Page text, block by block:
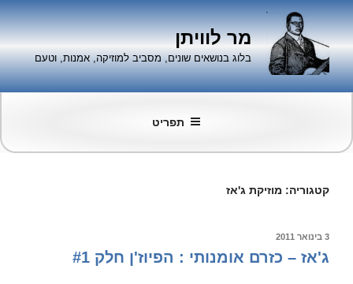
דילוג
לתוכן
מר לוויתן
בלוג בנושאים שונים, מסביב למוזיקה, אמנות, וטעם
תפריט
קטגוריה: מוזיקת ג'אז
פורסם
3 בינואר 2011
ג'אז – כזרם אומנותי : הפיוז'ן חלק #1